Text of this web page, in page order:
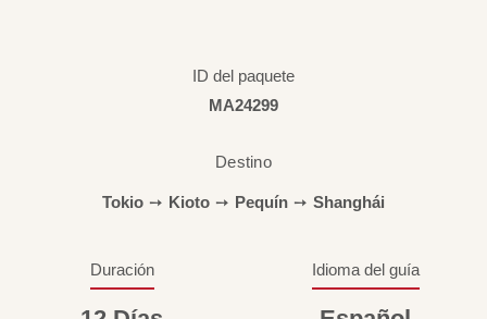
ID del paquete
MA24299
Destino
Tokio ➙ Kioto ➙ Pequín ➙ Shanghái
Duración Idioma del guía